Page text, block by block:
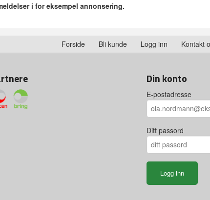
i for eksempel annonsering.
Forside Bli kunde Logg inn Kontakt
Din konto
E-postadresse
Ditt passord